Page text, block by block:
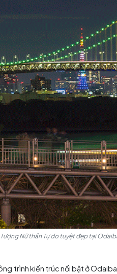
Tàu điện ngầm là phương tiện phổ
thể bỏ lỡ tại
với nhiều hoạt động để
thu nhỏ của tượng Nữ
Nhật Bảncó thể chiêm
có thể ngắm nhìn
khung cảnh thơ mộng.